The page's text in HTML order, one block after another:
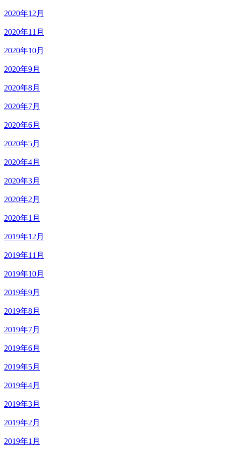
2020年12月
2020年11月
2020年10月
2020年9月
2020年8月
2020年7月
2020年6月
2020年5月
2020年4月
2020年3月
2020年2月
2020年1月
2019年12月
2019年11月
2019年10月
2019年9月
2019年8月
2019年7月
2019年6月
2019年5月
2019年4月
2019年3月
2019年2月
2019年1月